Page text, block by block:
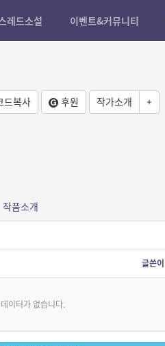
레드소설 이벤트&커뮤니티
드복사 후원 작가소개 +
작품소개
글쓴이
데이터가 없습니다.